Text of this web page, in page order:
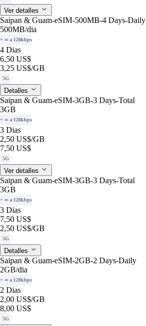
Ver detalles
Saipan & Guam-eSIM-500MB-4 Days-Daily
500MB/dia
+ ∞ a 128kbps
4 Dias
6,50 US$
3,25 US$/GB
5G
Detalles
Saipan & Guam-eSIM-3GB-3 Days-Total
3GB
+ ∞ a 128kbps
3 Dias
2,50 US$/GB
7,50 US$
5G
Ver detalles
Saipan & Guam-eSIM-3GB-3 Days-Total
3GB
+ ∞ a 128kbps
3 Dias
7,50 US$
2,50 US$/GB
5G
Detalles
Saipan & Guam-eSIM-2GB-2 Days-Daily
2GB/dia
+ ∞ a 128kbps
2 Dias
2,00 US$/GB
8,00 US$
5G